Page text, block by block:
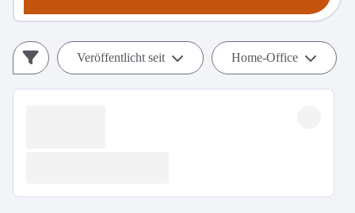
Veröffentlicht seit Home-Office